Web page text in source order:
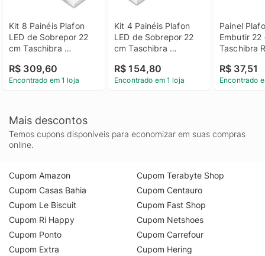
Kit 8 Painéis Plafon
LED de Sobrepor 22
cm Taschibra
Branca 6500K
R$ 309,60
Encontrado em 1 loja
Kit 4 Painéis Plafon
LED de Sobrepor 22
cm Taschibra
Branca 6500K
R$ 154,80
Encontrado em 1 loja
Painel
Embutir 22
Taschibra
6500K
R$ 37,51
Encontrado
Mais descontos
Temos cupons disponíveis para economizar em suas compras
online.
Cupom Amazon
Cupom Casas Bahia
Cupom Le Biscuit
Cupom Ri Happy
Cupom Ponto
Cupom Extra
Cupom Terabyte Shop
Cupom Centauro
Cupom Fast Shop
Cupom Netshoes
Cupom Carrefour
Cupom Hering